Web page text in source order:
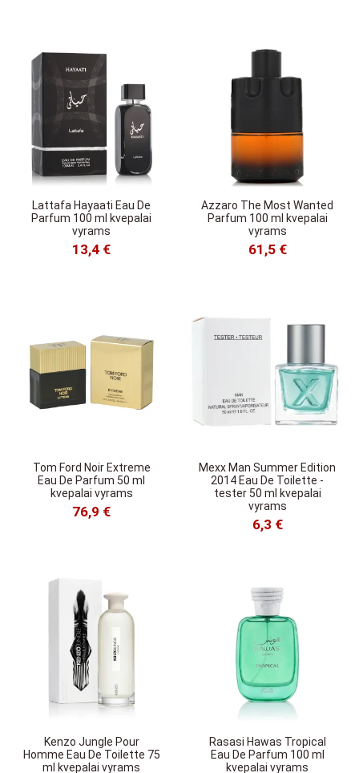
Lattafa Hayaati Eau De
Parfum 100 ml kvepalai
vyrams
13,4 €
Azzaro The Most Wanted
Parfum 100 ml kvepalai
vyrams
61,5 €
Tom Ford Noir Extreme
Eau De Parfum 50 ml
kvepalai vyrams
76,9 €
Mexx Man Summer Edition
2014 Eau De Toilette -
tester 50 ml kvepalai
vyrams
6,3 €
Kenzo Jungle Pour
Homme Eau De Toilette 75
ml kvepalai vyrams
Rasasi Hawas Tropical
Eau De Parfum 100 ml
kvepalai vyrams